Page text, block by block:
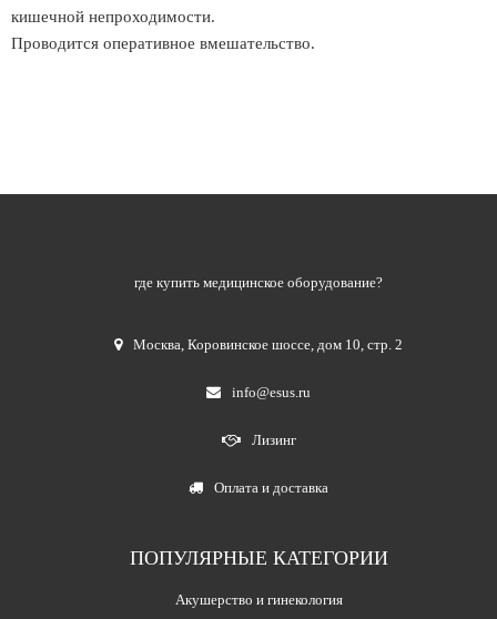
кишечной непроходимости.
Проводится оперативное вмешательство.
где купить медицинское оборудование?
Москва,Коровинское шоссе, дом 10, стр. 2
info@esus.ru
Лизинг
Оплата и доставка
ПОПУЛЯРНЫЕ КАТЕГОРИИ
Акушерство и гинекология